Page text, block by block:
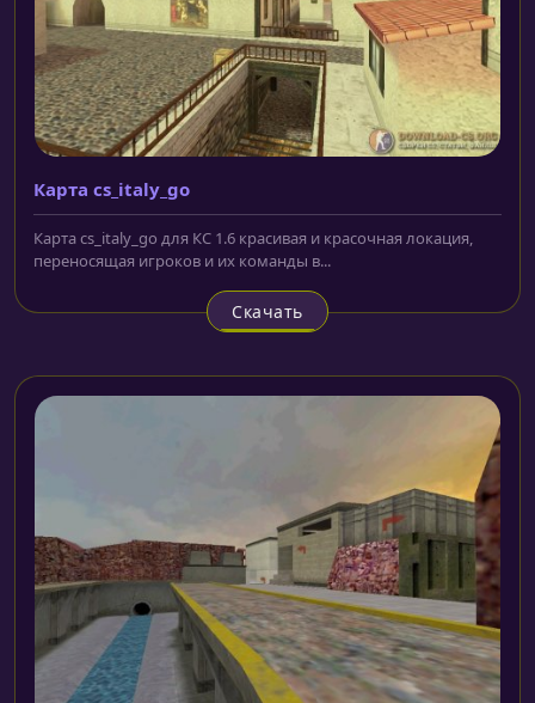
Карта cs_italy_go
Карта cs_italy_go для КС 1.6 красивая и красочная локация,
переносящая игроков и их команды в...
Скачать